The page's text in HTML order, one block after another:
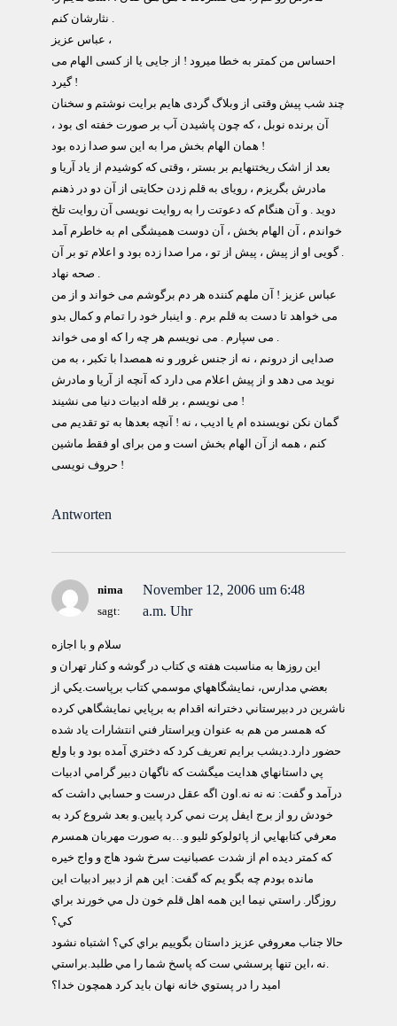
نثارشان کنم .
عباس عزیز ،
احساس من کمتر به خطا میرود ! از جایی یا از کسی الهام می
گیرد !
چند شب پیش وقتی از وبلاگ گردی هایم برایت نوشتم و سخنان
آن برنده نوبل ، که چون پاشیدن آب بر صورت خفته ای بود ،
همان الهام بخش مرا به این سو صدا زده بود !
بعد از اشک ریختنهایم بر بستر ، وقتی که کوشیدم از یاد آریا و
مادرش بگریزم ، رویای به قلم زدن حکایتی از آن دو در ذهنم
دوید . و آن هنگام که دعوتت را به روایت نویسی آن روایت تلخ
خواندم ، آن الهام بخش ، آن دوست همیشگی ام به خاطرم آمد
. گویی او از پیش ، پیش از تو ، مرا صدا زده بود و اعلام تو بر آن
صحه نهاد .
عباس عزیز ! آن ملهم کننده هر دم برگوشم می خواند و از من
می خواهد تا دست به قلم برم . و اینبار خود را تمام و کمال بدو
می سپارم . می نویسم هر چه را که او می خواند .
صدایی از درونم ، نه از جنس غرور و نه همصدا با تکبر ، به من
نوید می دهد و از پیش اعلام می دارد که آنچه از آریا و مادرش
می نویسم ، بر قله ادبیات دنیا می نشیند !
گمان نکن نویسنده ام یا ادیب ، نه ! آنچه بعدها به تو تقدیم می
کنم ، همه از آن الهام بخش است و من برای او فقط ماشین
حروف نویسی !
Antworten
nima
sagt:
November 12, 2006 um 6:48
a.m. Uhr
سلام و با اجازه
اين روزها به مناسبت هفته ي كتاب در گوشه و كنار تهران و
بعضي مدارس، نمايشگاههاي موسمي كتاب برپاست.يكي از
ناشرين در دبيرستاني دخترانه اقدام به برپايي نمايشگاهي كرده
كه همسر من هم به عنوان ويراستار فني انتشارات ياد شده
حضور دارد.ديشب برايم تعريف كرد كه دختري آمده بود و با ولع
پي داستانهاي هدايت ميگشت كه ناگهان دبير گرامي ادبيات
درآمد و گفت: نه نه نه.اون اگه عقل درست و حسابي داشت كه
خودش رو از برج ايفل پرت نمي كرد پايين.و بعد شروع كرد به
معرفي كتابهايي از پائولوكو ئليو و…به صورت مهربان همسرم
كه كمتر ديده ام از شدت عصبانيت سرخ شود هاج و واج خيره
مانده بودم چه بگو يم كه گفت: اين هم از دبير ادبيات اين
روزگار. راستي نيما اين همه اهل قلم خون دل مي خورند براي
كي؟
حالا جناب معروفي عزيز داستان بگوييم براي كي؟ اشتباه نشود
.نه ،اين تنها پرسشي ست كه پاسخ شما را مي طلبد.براستي
اميد را در پستوي خانه نهان بايد كرد همچون خدا؟